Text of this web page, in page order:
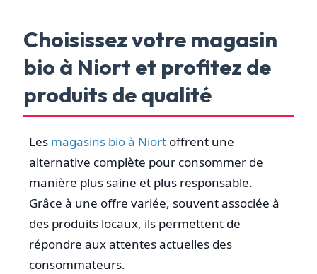
Choisissez votre magasin
bio à Niort et profitez de
produits de qualité
Les magasins bio à Niort offrent une
alternative complète pour consommer de
manière plus saine et plus responsable.
Grâce à une offre variée, souvent associée à
des produits locaux, ils permettent de
répondre aux attentes actuelles des
consommateurs.